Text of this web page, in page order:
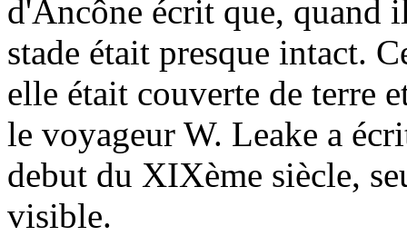
d'Ancône écrit que, quand
stade était presque intact.
elle était couverte de terre
le voyageur W. Leake a
debut du XIXème siècle,
visible.